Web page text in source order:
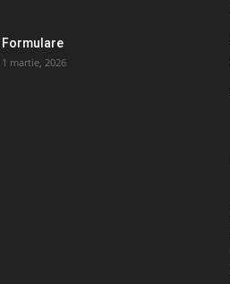
Formulare
1 martie, 2026